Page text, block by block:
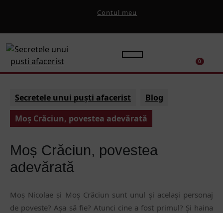
Contul meu
Open
Cart
0
Secretele unui puști afacerist
Blog
Moș Crǎciun, povestea adevǎratǎ
Moș Crǎciun, povestea
adevǎratǎ
Moș Nicolae și Moș Crăciun sunt unul și același personaj
de poveste? Așa să fie? Atunci cine a fost primul? Și haina